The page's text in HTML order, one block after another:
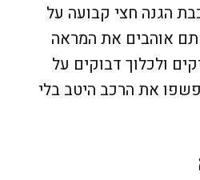
הגנה חצי קבועה על
אוהבים את המראה
ולכלוך דבוקים על
את הרכב היטב בלי